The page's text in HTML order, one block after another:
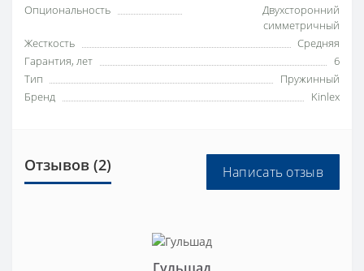
Опциональность
Двухсторонний
симметричный
Жесткость
Средняя
Гарантия, лет
6
Тип
Пружинный
Бренд
Kinlex
Отзывов (2) Написать отзыв